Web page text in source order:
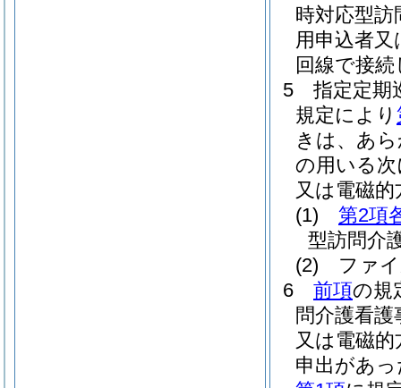
時対応型
用申込者
回線で接
5
指定定期
規定により
きは、あ
の用いる
又は電磁
(1)
第2項
型訪問介
(2)
ファ
6
前項の規
問介護看
又は電磁
申出があ